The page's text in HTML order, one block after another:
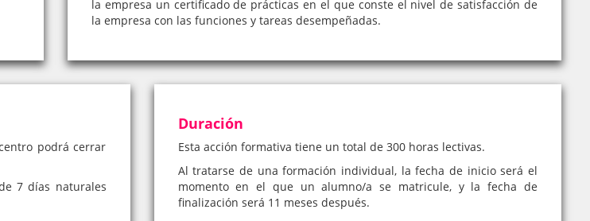
la empresa un certificado de prácticas en el que conste el nivel de satisfacción de
la empresa con las funciones y tareas desempeñadas.
podrá cerrar
7 días naturales
Duración
Esta acción formativa tiene un total de 300 horas lectivas.
Al tratarse de una formación individual, la fecha de inicio será el
momento en el que un alumno/a se matricule, y la fecha de
finalización será 11 meses después.